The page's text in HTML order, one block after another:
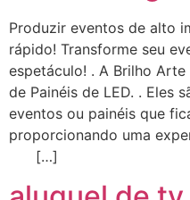
Produzir eventos de alto
rápido! Transforme seu
espetáculo! . A Brilho
de Painéis de LED. . Eles
eventos ou painéis que
proporcionando uma
[…]